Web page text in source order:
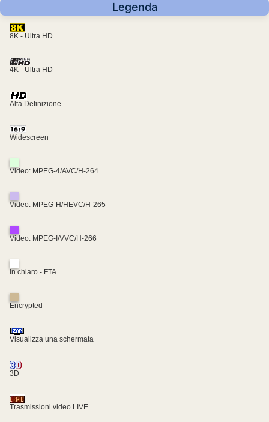
Legenda
8K - Ultra HD
4K - Ultra HD
Alta Definizione
Widescreen
Video: MPEG-4/AVC/H-264
Video: MPEG-H/HEVC/H-265
Video: MPEG-I/VVC/H-266
In chiaro - FTA
Encrypted
Visualizza una schermata
3D
Trasmissioni video LIVE